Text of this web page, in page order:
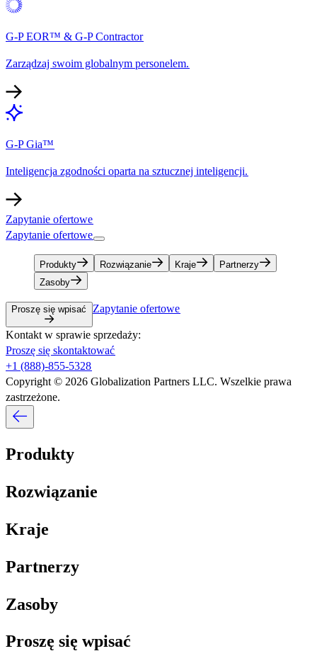
G-P EOR™ & G-P Contractor​​
Zarządzaj swoim globalnym personelem.​​
G-P Gia™​​
Inteligencja zgodności oparta na sztucznej inteligencji.​​
Zapytanie ofertowe​​
Zapytanie ofertowe​​
Produkty​​ Rozwiązanie​​ Kraje​​
Partnerzy​​
Zasoby​​
Proszę się wpisać​​ Zapytanie ofertowe​​
Kontakt w sprawie sprzedaży:​​
Proszę się skontaktować​​
+1 (888)-855-5328​​
Copyright © 2026 Globalization Partners LLC. Wszelkie prawa
zastrzeżone.​​
Produkty​​
Rozwiązanie​​
Kraje​​
Partnerzy​​
Zasoby​​
Proszę się wpisać​​